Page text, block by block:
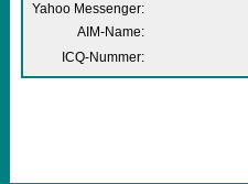
Yahoo Messenger:
AIM-Name:
ICQ-Nummer: